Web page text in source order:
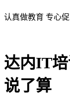
认真做教育 专心
达内IT
说了算